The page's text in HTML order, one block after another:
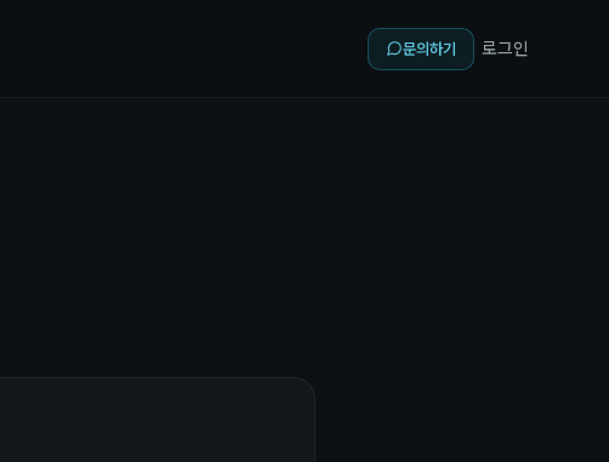
문의하기 로그인